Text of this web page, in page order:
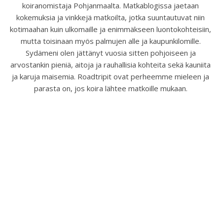
koiranomistaja Pohjanmaalta. Matkablogissa jaetaan
kokemuksia ja vinkkejä matkoilta, jotka suuntautuvat niin
kotimaahan kuin ulkomaille ja enimmäkseen luontokohteisiin,
mutta toisinaan myös palmujen alle ja kaupunkilomille.
Sydämeni olen jättänyt vuosia sitten pohjoiseen ja
arvostankin pieniä, aitoja ja rauhallisia kohteita sekä kauniita
ja karuja maisemia. Roadtripit ovat perheemme mieleen ja
parasta on, jos koira lähtee matkoille mukaan.